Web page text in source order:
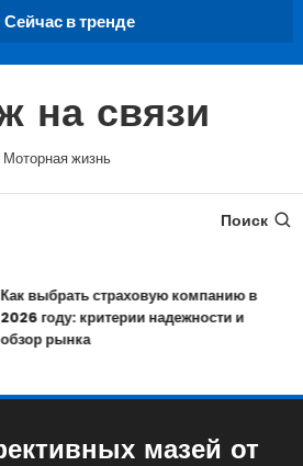
Сейчас в тренде
на связи
Моторная жизнь
Поиск
Как выбрать страховую компанию в
2026 году: критерии надежности и
обзор рынка
мазей от